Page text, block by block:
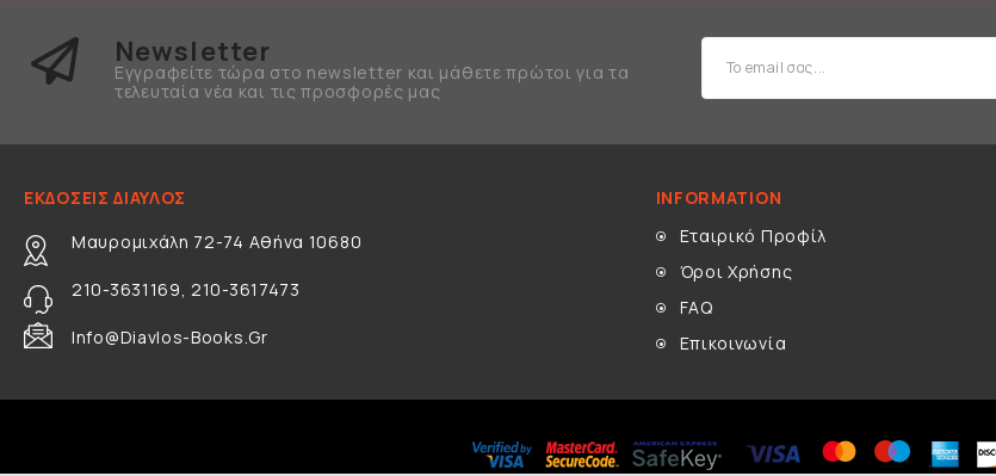
Newsletter
Εγγραφείτε τώρα στο newsletter και μάθετε πρώτοι για τα
τελευταία νέα και τις προσφορές μας
ΕΚΔΟΣΕΙΣ ΔΙΑΥΛΟΣ
Μαυρομιχάλη 72-74 Αθήνα 10680
210-3631169, 210-3617473
Info@diavlos-Books.gr
INFORMATION
Εταιρικό Προφίλ
Όροι Χρήσης
FAQ
Επικοινωνία